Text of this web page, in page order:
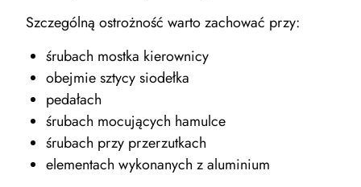
Szczególną ostrożność warto zachować przy:
śrubach mostka kierownicy
obejmie sztycy siodełka
pedałach
śrubach mocujących hamulce
śrubach przy przerzutkach
elementach wykonanych z aluminium